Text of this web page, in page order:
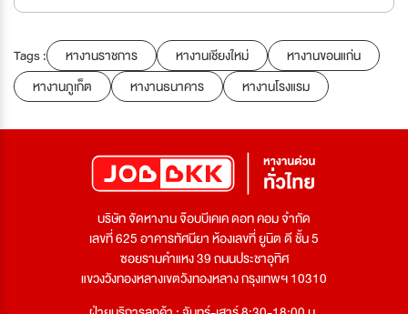
Tags : หางานราชการ หางานเชียงใหม่
หางานขอนแก่น
หางานภูเก็ต
หางานธนาคาร หางานโรงแรม
บริษัท จัดหางาน จ๊อบบีเคเค ดอท คอม จำกัด
เลขที่ 625 อาคารทัศนียา ห้องเลขที่ ยูนิต ดี ชั้น 5
ซอยรามคำแหง 39 ถนนประชาอุทิศ
แขวงวังทองหลางเขตวังทองหลาง กรุงเทพฯ 10310